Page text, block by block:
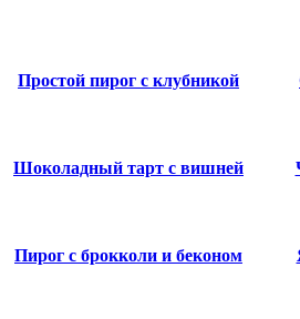
Простой пирог с клубникой
Шоколадный тарт с вишней
Пирог с брокколи и беконом